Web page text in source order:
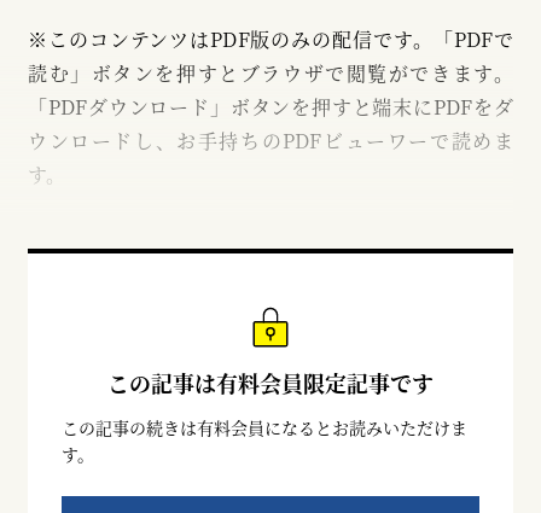
※このコンテンツはPDF版のみの配信です。「PDFで
読む」ボタンを押すとブラウザで閲覧ができます。
「PDFダウンロード」ボタンを押すと端末にPDFをダ
ウンロードし、お手持ちのPDFビューワーで読めま
す。
この記事は有料会員限定記事です
この記事の続きは有料会員になるとお読みいただけま
す。